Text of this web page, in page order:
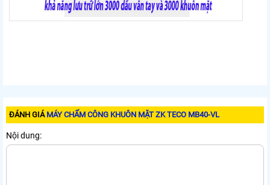
ĐÁNH GIÁ MÁY CHẤM CÔNG KHUÔN MẶT ZK TECO MB40-VL
Nội dung: